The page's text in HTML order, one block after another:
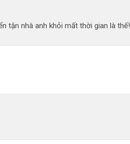
tận nhà anh khỏi mất thời gian là thế!